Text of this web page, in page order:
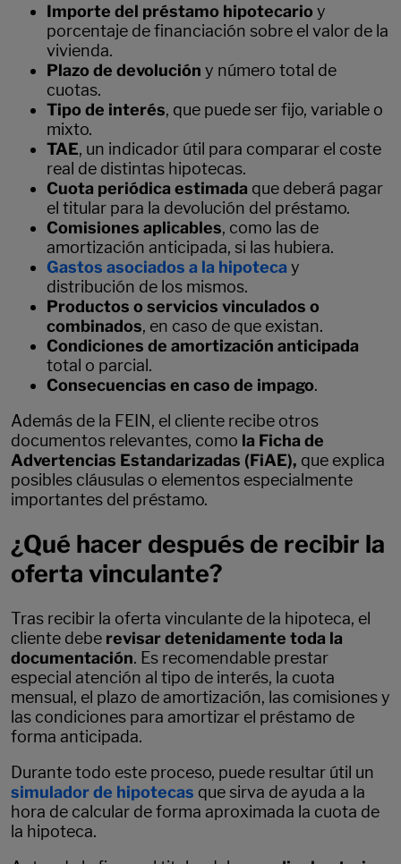
Importe del préstamo hipotecario y
porcentaje de financiación sobre el valor de la
vivienda.
Plazo de devolución y número total de
cuotas.
Tipo de interés, que puede ser fijo, variable o
mixto.
TAE, un indicador útil para comparar el coste
real de distintas hipotecas.
Cuota periódica estimada que deberá pagar
el titular para la devolución del préstamo.
Comisiones aplicables, como las de
amortización anticipada, si las hubiera.
Gastos asociados a la hipoteca y
distribución de los mismos.
Productos o servicios vinculados o
combinados, en caso de que existan.
Condiciones de amortización anticipada
total o parcial.
Consecuencias en caso de impago.
Además de la FEIN, el cliente recibe otros
documentos relevantes, como la Ficha de
Advertencias Estandarizadas (FiAE), que explica
posibles cláusulas o elementos especialmente
importantes del préstamo.
¿Qué hacer después de recibir la
oferta vinculante?
Tras recibir la oferta vinculante de la hipoteca, el
cliente debe revisar detenidamente toda la
documentación. Es recomendable prestar
especial atención al tipo de interés, la cuota
mensual, el plazo de amortización, las comisiones y
las condiciones para amortizar el préstamo de
forma anticipada.
Durante todo este proceso, puede resultar útil un
simulador de hipotecas que sirva de ayuda a la
hora de calcular de forma aproximada la cuota de
la hipoteca.